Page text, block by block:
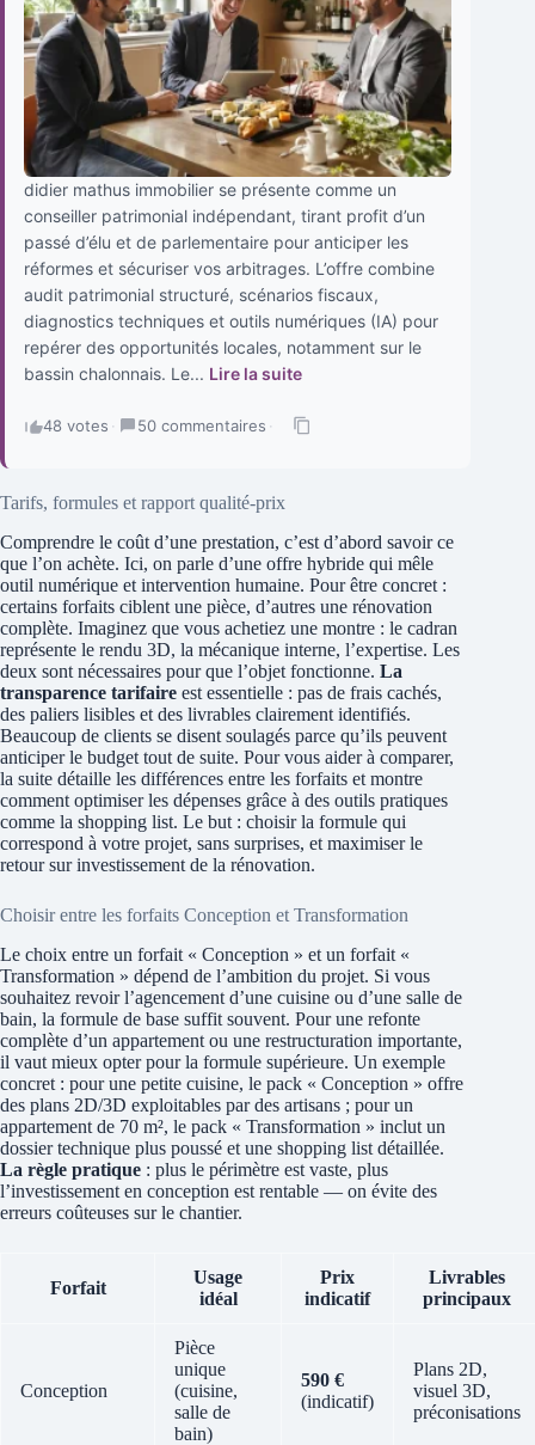
didier mathus immobilier se présente comme un
conseiller patrimonial indépendant, tirant profit d’un
passé d’élu et de parlementaire pour anticiper les
réformes et sécuriser vos arbitrages. L’offre combine
audit patrimonial structuré, scénarios fiscaux,
diagnostics techniques et outils numériques (IA) pour
repérer des opportunités locales, notamment sur le
bassin chalonnais. Le... Lire la suite
48 votes · 50 commentaires ·
Tarifs, formules et rapport qualité-prix
Comprendre le coût d’une prestation, c’est d’abord savoir ce
que l’on achète. Ici, on parle d’une offre hybride qui mêle
outil numérique et intervention humaine. Pour être concret :
certains forfaits ciblent une pièce, d’autres une rénovation
complète. Imaginez que vous achetiez une montre : le cadran
représente le rendu 3D, la mécanique interne, l’expertise. Les
deux sont nécessaires pour que l’objet fonctionne. La
transparence tarifaire est essentielle : pas de frais cachés,
des paliers lisibles et des livrables clairement identifiés.
Beaucoup de clients se disent soulagés parce qu’ils peuvent
anticiper le budget tout de suite. Pour vous aider à comparer,
la suite détaille les différences entre les forfaits et montre
comment optimiser les dépenses grâce à des outils pratiques
comme la shopping list. Le but : choisir la formule qui
correspond à votre projet, sans surprises, et maximiser le
retour sur investissement de la rénovation.
Choisir entre les forfaits Conception et Transformation
Le choix entre un forfait « Conception » et un forfait «
Transformation » dépend de l’ambition du projet. Si vous
souhaitez revoir l’agencement d’une cuisine ou d’une salle de
bain, la formule de base suffit souvent. Pour une refonte
complète d’un appartement ou une restructuration importante,
il vaut mieux opter pour la formule supérieure. Un exemple
concret : pour une petite cuisine, le pack « Conception » offre
des plans 2D/3D exploitables par des artisans ; pour un
appartement de 70 m², le pack « Transformation » inclut un
dossier technique plus poussé et une shopping list détaillée.
La règle pratique : plus le périmètre est vaste, plus
l’investissement en conception est rentable — on évite des
erreurs coûteuses sur le chantier.
Forfait
Usage
idéal
Prix
indicatif
Livrables
principaux
Conception
Pièce
unique
(cuisine,
salle de
bain)
590 €
(indicatif)
Plans 2D,
visuel 3D,
préconisations